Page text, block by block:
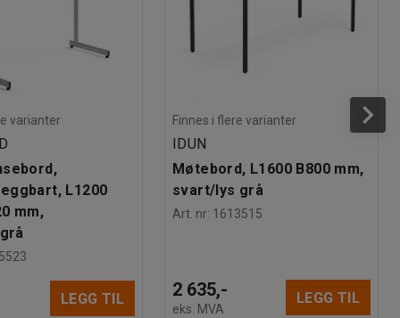
varianter
L1200
mm,
LEGG TIL
Finnes i flere varianter
IDUN
Møtebord, L1600 B800 mm,
svart/lys grå
Art. nr: 1613515
2 635,-
eks. MVA
LEGG TIL